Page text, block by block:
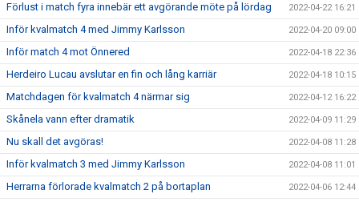
Förlust i match fyra innebär ett avgörande möte på lördag 2022-04-22 16:21
Inför kvalmatch 4 med Jimmy Karlsson 2022-04-20 09:00
Inför match 4 mot Önnered 2022-04-18 22:36
Herdeiro Lucau avslutar en fin och lång karriär 2022-04-18 10:15
Matchdagen för kvalmatch 4 närmar sig 2022-04-12 16:22
Skånela vann efter dramatik 2022-04-09 11:29
Nu skall det avgöras! 2022-04-08 11:28
Inför kvalmatch 3 med Jimmy Karlsson 2022-04-08 11:01
Herrarna förlorade kvalmatch 2 på bortaplan 2022-04-06 12:44